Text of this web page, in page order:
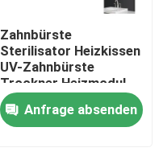
Zahnbürste
Sterilisator Heizkissen
UV-Zahnbürste
Trockner Heizmodul
für Desinfektionsbox
Anfrage absenden